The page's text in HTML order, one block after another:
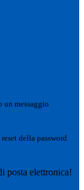
un messaggio
della password
posta elettronica!